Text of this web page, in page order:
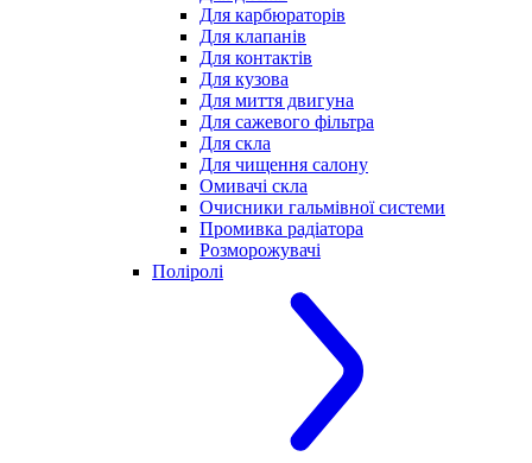
Для карбюраторів
Для клапанів
Для контактів
Для кузова
Для миття двигуна
Для сажевого фільтра
Для скла
Для чищення салону
Омивачі скла
Очисники гальмівної системи
Промивка радіатора
Розморожувачі
Поліролі